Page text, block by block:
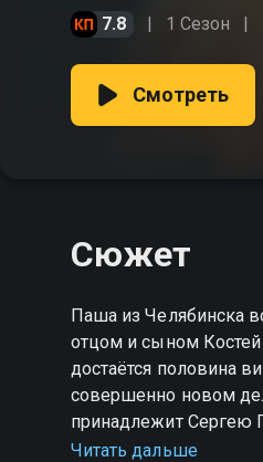
7.8 1 Сезон
Смотреть
Сюжет
Паша из Челябинска
отцом и сыном Костей
достаётся половина
совершенно новом
принадлежит Сергею
Для него каждая
Читать дальше